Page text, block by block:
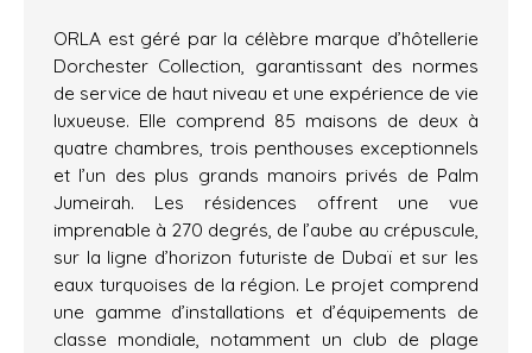
ORLA est géré par la célèbre marque d’hôtellerie
Dorchester Collection, garantissant des normes
de service de haut niveau et une expérience de vie
luxueuse. Elle comprend 85 maisons de deux à
quatre chambres, trois penthouses exceptionnels
et l’un des plus grands manoirs privés de Palm
Jumeirah. Les résidences offrent une vue
imprenable à 270 degrés, de l’aube au crépuscule,
sur la ligne d’horizon futuriste de Dubaï et sur les
eaux turquoises de la région. Le projet comprend
une gamme d’installations et d’équipements de
classe mondiale, notamment un club de plage